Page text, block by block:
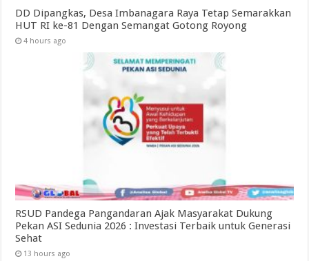
DD Dipangkas, Desa Imbanagara Raya Tetap Semarakkan
HUT RI ke-81 Dengan Semangat Gotong Royong
4 hours ago
RSUD Pandega Pangandaran Ajak Masyarakat Dukung
Pekan ASI Sedunia 2026 : Investasi Terbaik untuk Generasi
Sehat
13 hours ago